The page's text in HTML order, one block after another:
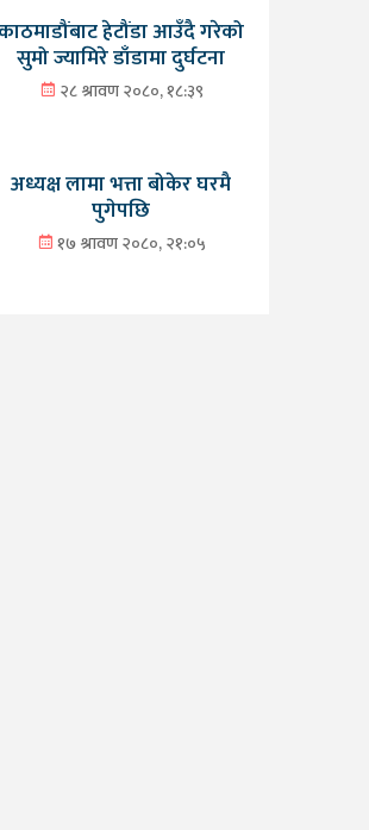
हेटौंडा आउँदै गरेको
सुमो ज्यामिरे डाँडामा दुर्घटना
२८ श्रावण २०८०, १८:३९
अध्यक्ष लामा भत्ता बोकेर घरमै
पुगेपछि
१७ श्रावण २०८०, २१:०५